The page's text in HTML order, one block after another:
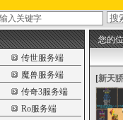
传世服务端
魔兽服务端
传奇3服务端
Ro服务端
您的
[新天